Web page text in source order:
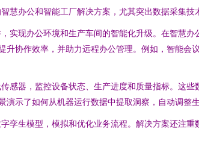
办公和智能工厂解决方案，尤其突出数据采集技
现办公环境和生产车间的智能化升级。在智慧
协作效率，并助力远程办公管理。例如，智能会
器，监控设备状态、生产进度和质量指标。这
示了如何从机器运行数据中提取洞察，自动调整
生模型，模拟和优化业务流程。解决方案还注